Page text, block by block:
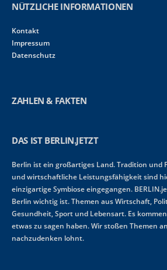
NÜTZLICHE INFORMATIONEN
Kontakt
Impressum
Datenschutz
ZAHLEN & FAKTEN
DAS IST BERLIN.JETZT
Berlin ist ein großartiges Land. Tradition und
und wirtschaftliche Leistungsfähigkeit sind
einzigartige Symbiose eingegangen.
Berlin wichtig ist. Themen aus Wirtschaft,
Gesundheit, Sport und Lebensart. Es
etwas zu sagen haben. Wir stoßen Themen
nachzudenken lohnt.